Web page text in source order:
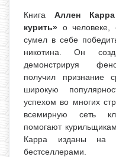
КнигаАллен
курить» о человеке,
сумел в себе
никотина. Он
демонстрируя
получил признание
широкую
успехом во многих
всемирную сеть
помогают
Карра изданы на
бестселлерами.